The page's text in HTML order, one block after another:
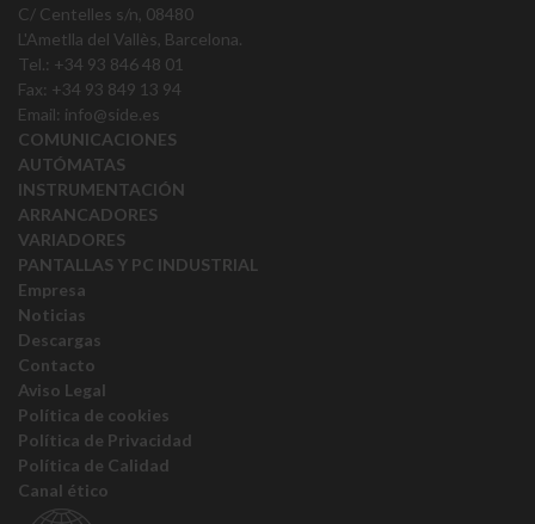
C/ Centelles s/n, 08480
L'Ametlla del Vallès, Barcelona.
Tel.: +34 93 846 48 01
Fax: +34 93 849 13 94
Email: info@side.es
COMUNICACIONES
AUTÓMATAS
INSTRUMENTACIÓN
ARRANCADORES
VARIADORES
PANTALLAS Y PC INDUSTRIAL
Empresa
Noticias
Descargas
Contacto
Aviso Legal
Política de cookies
Política de Privacidad
Política de Calidad
Canal ético